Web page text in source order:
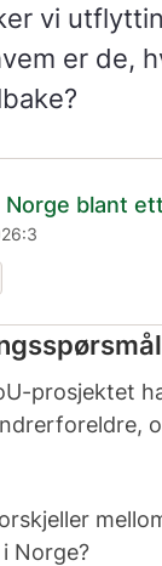
vi
er de,
blant
prosjektet
Norge?